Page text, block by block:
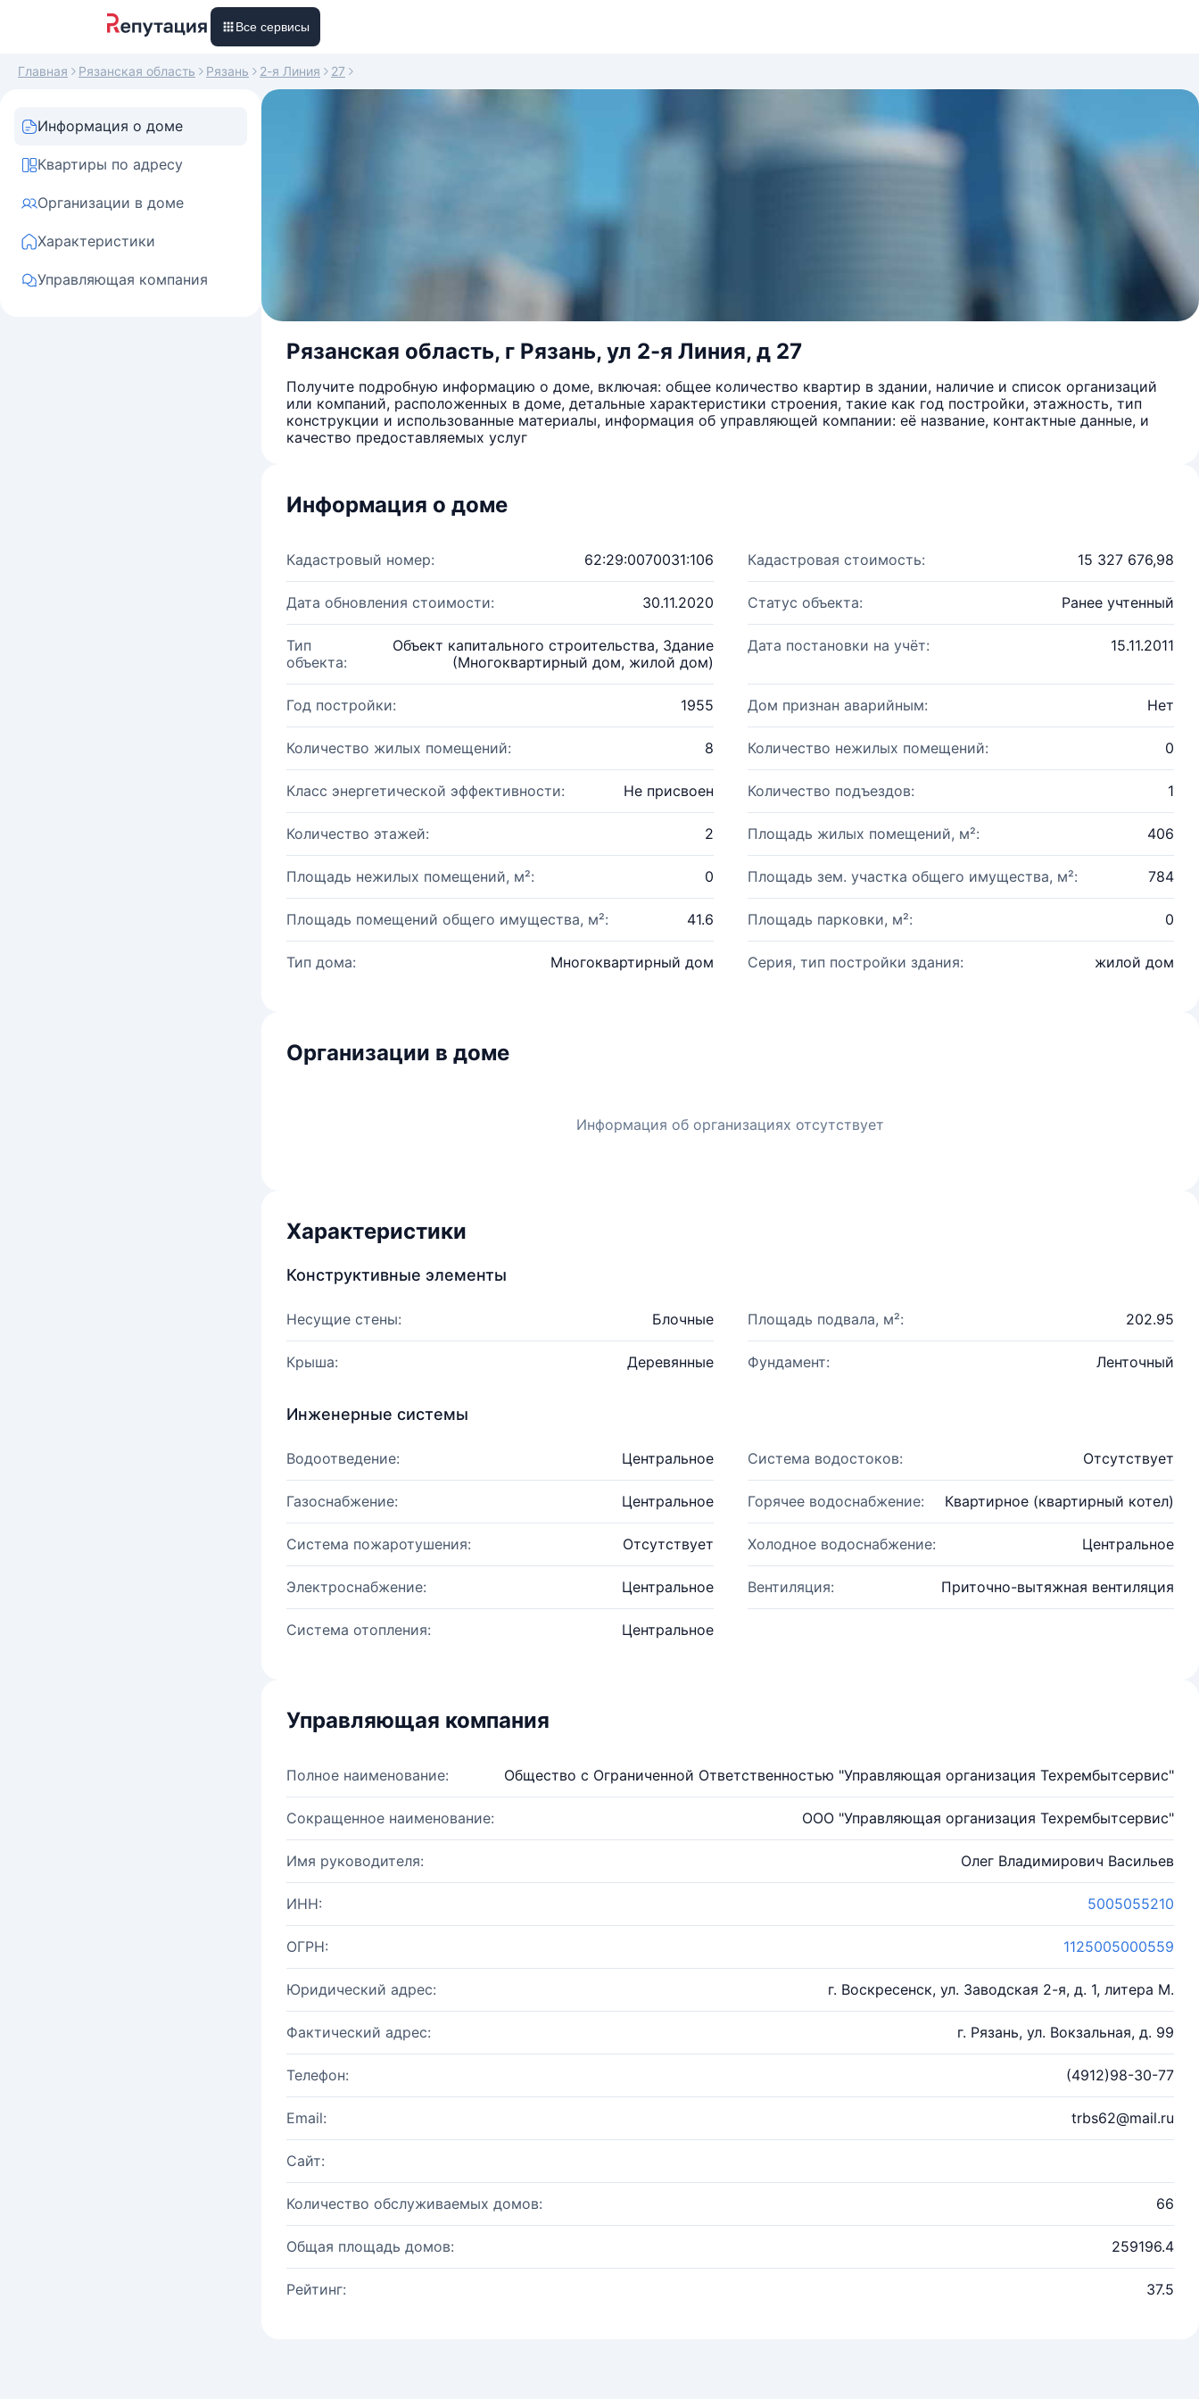
Все сервисы
Главная Рязанская область Рязань 2-я Линия 27
Информация о доме
Квартиры по адресу
Организации в доме
Характеристики
Управляющая компания
Рязанская область, г Рязань, ул 2-я Линия, д 27
Получите подробную информацию о доме, включая: общее количество квартир в здании, наличие и список организаций
или компаний, расположенных в доме, детальные характеристики строения, такие как год постройки, этажность, тип
конструкции и использованные материалы, информация об управляющей компании: её название, контактные данные, и
качество предоставляемых услуг
Информация о доме
Кадастровый номер: 62:29:0070031:106 Кадастровая стоимость: 15 327 676,98
Дата обновления стоимости: 30.11.2020 Статус объекта: Ранее учтенный
Тип
объекта:
Объект капитального строительства, Здание
(Многоквартирный дом, жилой дом)
Дата постановки на учёт: 15.11.2011
Год постройки: 1955 Дом признан аварийным: Нет
Количество жилых помещений: 8 Количество нежилых помещений: 0
Класс энергетической эффективности: Не присвоен Количество подъездов: 1
Количество этажей: 2 Площадь жилых помещений, м²: 406
Площадь нежилых помещений, м²: 0 Площадь зем. участка общего имущества, м²: 784
Площадь помещений общего имущества, м²: 41.6 Площадь парковки, м²: 0
Тип дома: Многоквартирный дом Серия, тип постройки здания: жилой дом
Организации в доме
Информация об организациях отсутствует
Характеристики
Конструктивные элементы
Несущие стены: Блочные Площадь подвала, м²: 202.95
Крыша: Деревянные Фундамент: Ленточный
Инженерные системы
Водоотведение: Центральное Система водостоков: Отсутствует
Газоснабжение: Центральное Горячее водоснабжение: Квартирное (квартирный котел)
Система пожаротушения: Отсутствует Холодное водоснабжение: Центральное
Электроснабжение: Центральное Вентиляция: Приточно-вытяжная вентиляция
Система отопления: Центральное
Управляющая компания
Полное наименование: Общество с Ограниченной Ответственностью "Управляющая организация Техрембытсервис"
Сокращенное наименование: ООО "Управляющая организация Техрембытсервис"
Имя руководителя: Олег Владимирович Васильев
ИНН: 5005055210
ОГРН: 1125005000559
Юридический адрес: г. Воскресенск, ул. Заводская 2-я, д. 1, литера М.
Фактический адрес: г. Рязань, ул. Вокзальная, д. 99
Телефон: (4912)98-30-77
Email: trbs62@mail.ru
Сайт:
Количество обслуживаемых домов: 66
Общая площадь домов: 259196.4
Рейтинг: 37.5